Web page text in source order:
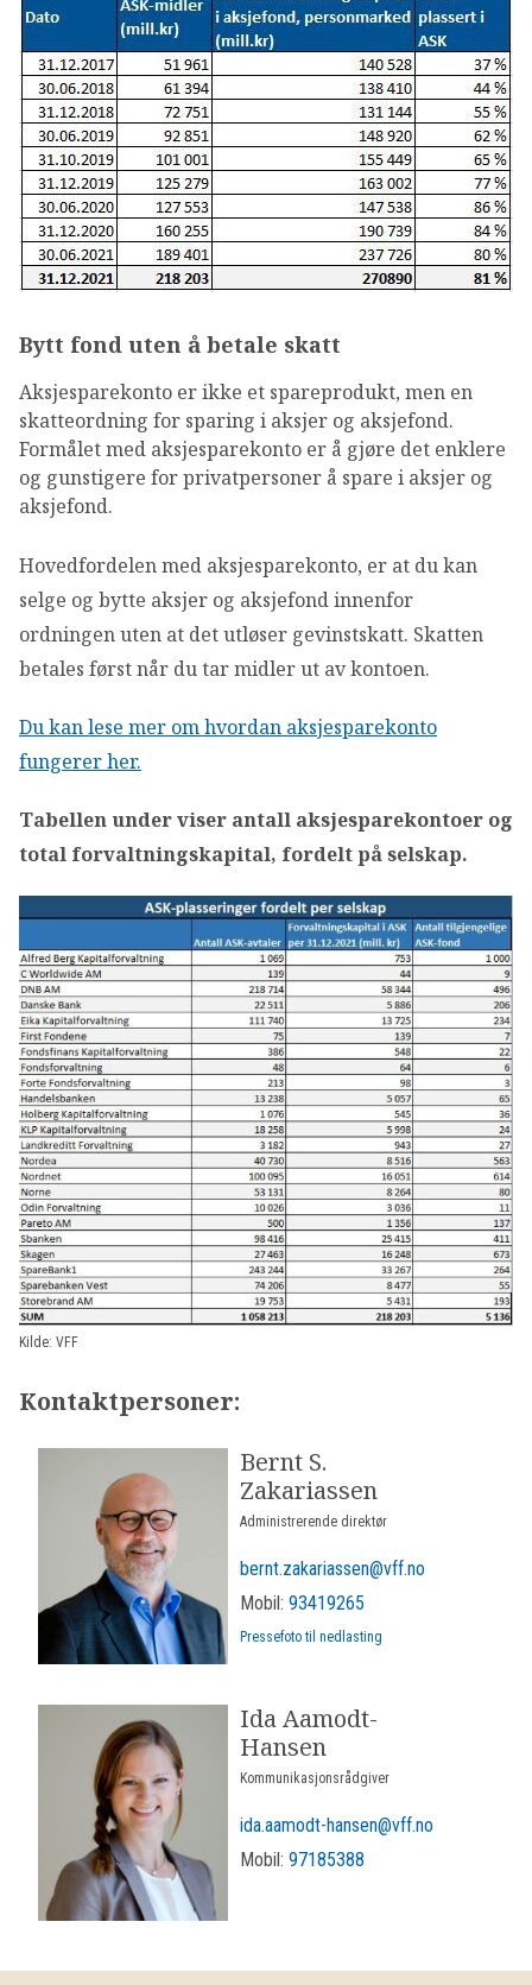
Bytt fond uten å betale skatt
Aksjesparekonto er ikke et spareprodukt, men en
skatteordning for sparing i aksjer og aksjefond.
Formålet med aksjesparekonto er å gjøre det enklere
og gunstigere for privatpersoner å spare i aksjer og
aksjefond.
Hovedfordelen med aksjesparekonto, er at du kan
selge og bytte aksjer og aksjefond innenfor
ordningen uten at det utløser gevinstskatt. Skatten
betales først når du tar midler ut av kontoen.
Du kan lese mer om hvordan aksjesparekonto
fungerer her.
Tabellen under viser antall aksjesparekontoer og
total forvaltningskapital, fordelt på selskap.
Kilde: VFF
Kontaktpersoner:
Bernt S.
Zakariassen
Administrerende direktør
bernt.zakariassen@vff.no
Mobil: 93419265
Pressefoto til nedlasting
Ida Aamodt-
Hansen
Kommunikasjonsrådgiver
ida.aamodt-hansen@vff.no
Mobil: 97185388